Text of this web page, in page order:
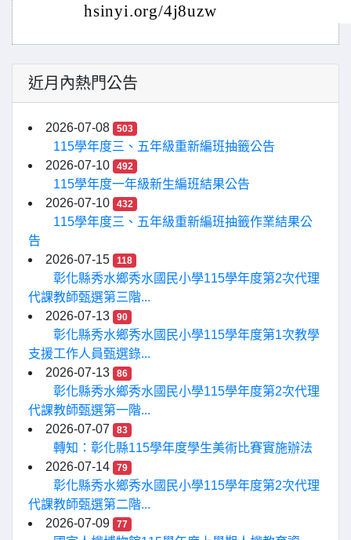
hsinyi.org/4j8uzw
近月內熱門公告
2026-07-08 503
115學年度三、五年級重新編班抽籤公告
2026-07-10
492
115學年度一年級新生編班結果公告
2026-07-10
432
115學年度三、五年級重新編班抽籤作業結果公
告
2026-07-15
118
彰化縣秀水鄉秀水國民小學115學年度第2次代理
代課教師甄選第三階...
2026-07-13
90
彰化縣秀水鄉秀水國民小學115學年度第1次教學
支援工作人員甄選錄...
2026-07-13
86
彰化縣秀水鄉秀水國民小學115學年度第2次代理
代課教師甄選第一階...
2026-07-07
83
轉知：彰化縣115學年度學生美術比賽實施辦法
2026-07-14
79
彰化縣秀水鄉秀水國民小學115學年度第2次代理
代課教師甄選第二階...
2026-07-09
77